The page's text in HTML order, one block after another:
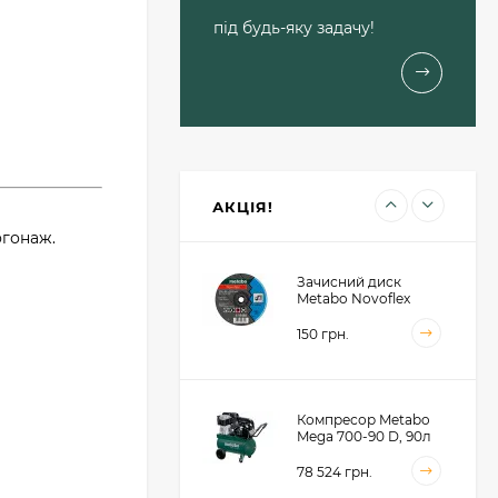
під будь-яку задачу!
АКЦІЯ!
по дереву Metabo
Pionier T 234х91 мм
Зачисний диск
Metabo Novoflex
(616468000)
150 грн.
Компресор Metabo
Mega 700-90 D, 90л
78 524 грн.